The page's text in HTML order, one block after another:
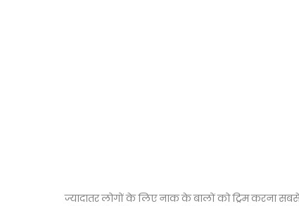
ज्यादातर लोगों के लिए नाक के बालों को ट्रिम करना